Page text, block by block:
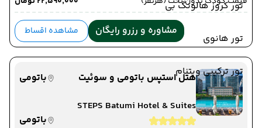
تور کروز هالونگ بی
تور هانوی
تور ترکیبی ویتنام
مشاوره و رزرو رایگان مشاهده اقساط
هتل استپس باتومی و سوئیت
باتومی
STEPS Batumi Hotel & Suites
باتومی